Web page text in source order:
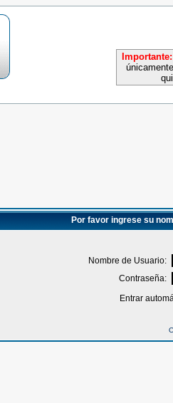
Importante:
Por favor ingrese su
Nombre de Usuario:
Contraseña:
Entrar